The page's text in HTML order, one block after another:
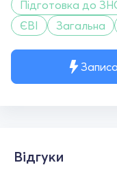
Підготовка до
ЄВІ
Загальна
Відгуки